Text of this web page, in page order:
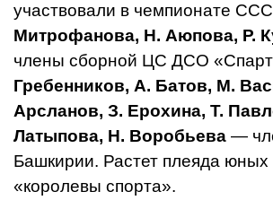
участвовали в чемпионате
Митрофанова, Н. Аюпова, Р.
члены сборной ЦС ДСО
Гребенников, А. Батов, М.
Арсланов, З. Ерохина, Т.
Латыпова, Н. Воробьева —
Башкирии. Растет плеяда юных
«королевы спорта».